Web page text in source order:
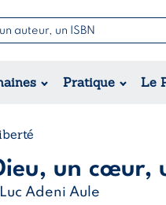
Pratique Le
Romance
un cœur,
Adeni Aule